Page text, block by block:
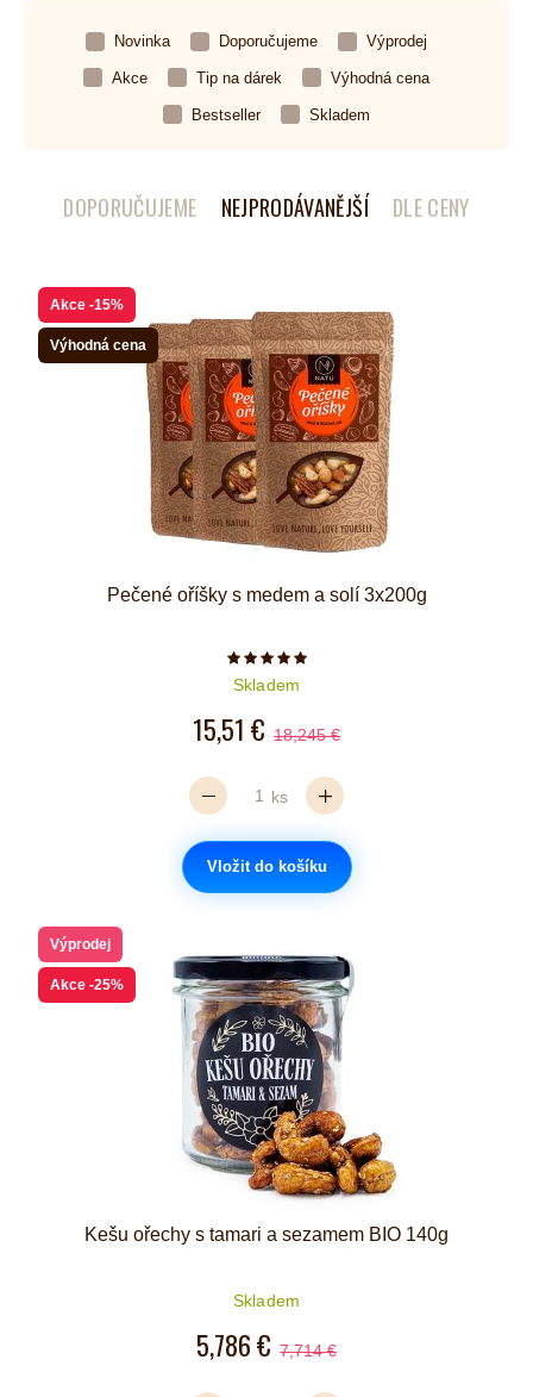
Novinka Doporučujeme Výprodej
Akce Tip na dárek Výhodná cena
Bestseller Skladem
DOPORUČUJEME NEJPRODÁVANĚJŠÍ DLE CENY
Akce -15%
Výhodná cena
Pečené oříšky s medem a solí 3x200g
Počet hvězdiček je 5 z 5
Skladem
15,51 € 18,245 €
ks
Vložit do košíku
Výprodej
Akce -25%
Kešu ořechy s tamari a sezamem BIO 140g
Skladem
5,786 € 7,714 €